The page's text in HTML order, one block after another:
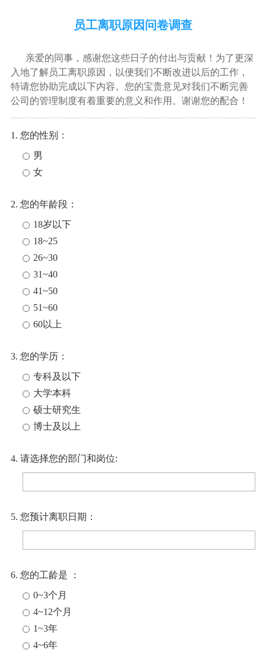
员工离职原因问卷调查
亲爱的同事，感谢您这些日子的付出与贡献！为了更深
入地了解员工离职原因，以便我们不断改进以后的工作，
特请您协助完成以下内容。您的宝贵意见对我们不断完善
公司的管理制度有着重要的意义和作用。谢谢您的配合！
1. 您的性别：
男
女
2. 您的年龄段：
18岁以下
18~25
26~30
31~40
41~50
51~60
60以上
3. 您的学历：
专科及以下
大学本科
硕士研究生
博士及以上
4. 请选择您的部门和岗位:
5. 您预计离职日期：
6. 您的工龄是 ：
0~3个月
4~12个月
1~3年
4~6年